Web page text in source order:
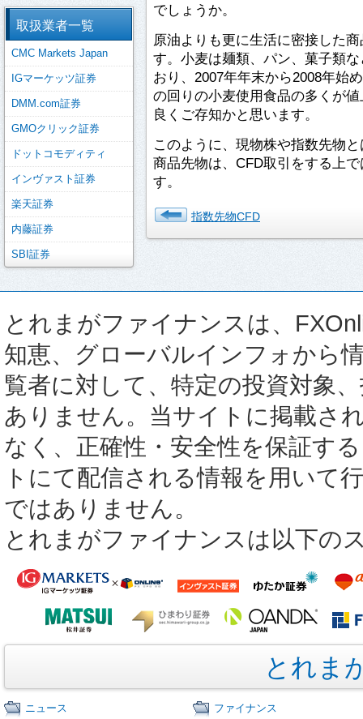
でしょうか。
原油よりも更に生活に密接した
す。小麦は麺類、パン、菓子類
おり、2007年年末から2008年始
の回りの小麦使用食品の多くが
良くご存知かと思います。
このように、現物株や指数先物
商品先物は、CFD取引をする上
す。
指数先物CFD
取扱業者一覧
CMC Markets Japan
IGマーケッツ証券
DMM.com証券
GMOクリック証券
ドットコモディティ
インヴァスト証券
楽天証券
内藤証券
SBI証券
とれまがファイナンスは、
知恵、グローバルインフォから
覧者に対して、特定の投資対象
ありません。当サイトに掲載さ
なく、正確性・安全性を保証す
トにて配信される情報を用いて
ではありません。
とれまがファイナンスは以下の
とれま
ニュース
ファイナンス